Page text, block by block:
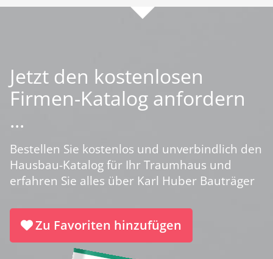
Jetzt den kostenlosen
Firmen-Katalog anfordern
...
Bestellen Sie kostenlos und unverbindlich den
Hausbau-Katalog für Ihr Traumhaus und
erfahren Sie alles über Karl Huber Bauträger
Zu Favoriten hinzufügen